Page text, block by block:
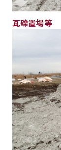
瓦礫置場等